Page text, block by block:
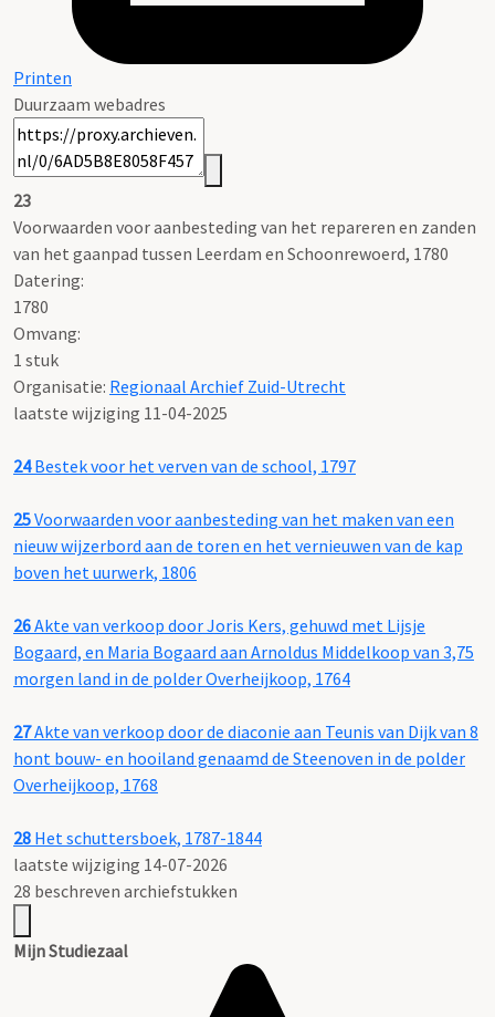
Printen
Duurzaam webadres
23
Voorwaarden voor aanbesteding van het repareren en zanden
van het gaanpad tussen Leerdam en Schoonrewoerd, 1780
Datering:
1780
Omvang:
1 stuk
Organisatie: Regionaal Archief Zuid-Utrecht
laatste wijziging 11-04-2025
24Bestek voor het verven van de school, 1797
25Voorwaarden voor aanbesteding van het maken van een
nieuw wijzerbord aan de toren en het vernieuwen van de kap
boven het uurwerk, 1806
26Akte van verkoop door Joris Kers, gehuwd met Lijsje
Bogaard, en Maria Bogaard aan Arnoldus Middelkoop van 3,75
morgen land in de polder Overheijkoop, 1764
27Akte van verkoop door de diaconie aan Teunis van Dijk van 8
hont bouw- en hooiland genaamd de Steenoven in de polder
Overheijkoop, 1768
28 Het schuttersboek, 1787-1844
laatste wijziging 14-07-2026
28 beschreven archiefstukken
Mijn Studiezaal